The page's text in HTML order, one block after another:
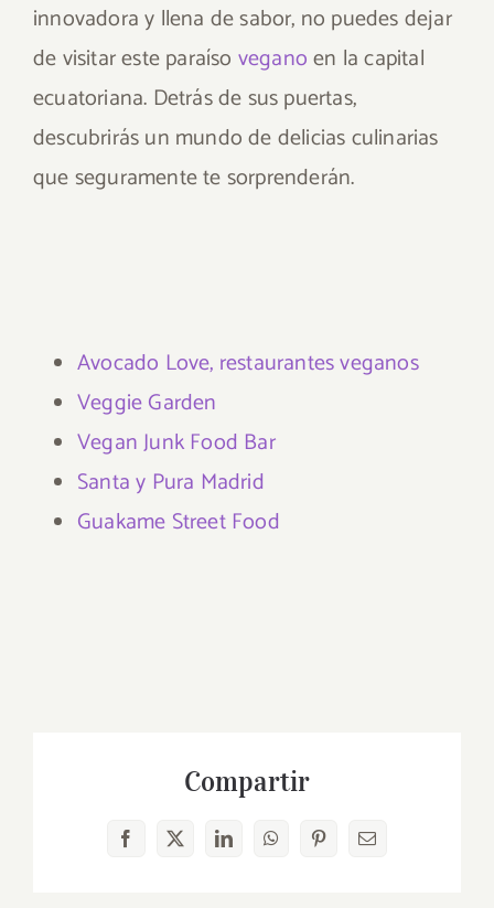
innovadora y llena de sabor, no puedes dejar
de visitar este paraíso veganoen la capital
ecuatoriana. Detrás de sus puertas,
descubrirás un mundo de delicias culinarias
que seguramente te sorprenderán.
Avocado Love, restaurantes veganos
Veggie Garden
Vegan Junk Food Bar
Santa y Pura Madrid
Guakame Street Food
Compartir
Facebook
X LinkedInWhatsAppPinterestCorreo